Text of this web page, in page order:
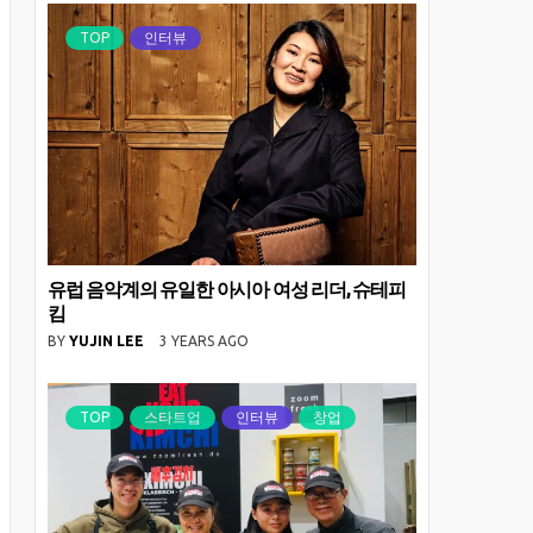
TOP 인터뷰
유럽 음악계의 유일한 아시아 여성 리더, 슈테피
킴
BY YUJIN LEE 3 YEARS AGO
TOP 스타트업 인터뷰 창업